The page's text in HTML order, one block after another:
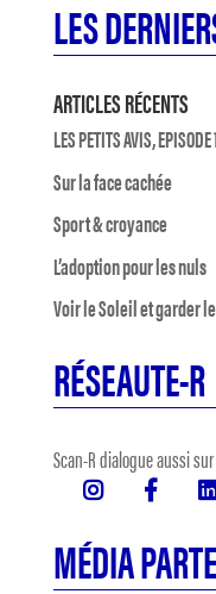
LES
ARTICLES RÉCENTS
LES PETITS AVIS,
Sur la face cachée
Sport & croyance
L’adoption pour les nuls
Voir le Soleil et garder
RÉSEAUTE-R
Scan-R dialogue aussi
MÉDIA